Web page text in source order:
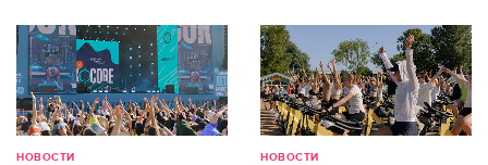
НОВОСТИ НОВОСТИ